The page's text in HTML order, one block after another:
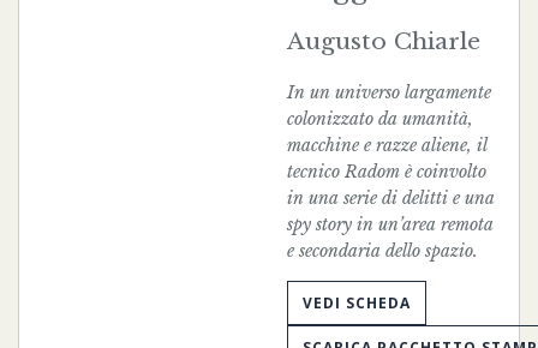
Augusto Chiarle
In un universo largamente
colonizzato da umanità,
macchine e razze aliene, il
tecnico Radom è coinvolto
in una serie di delitti e una
spy story in un’area remota
e secondaria dello spazio.
VEDI SCHEDA